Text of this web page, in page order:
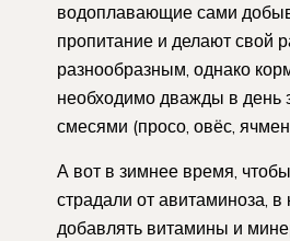
водоплавающие сами
пропитание и делают свой
разнообразным, однако
необходимо дважды в день
смесями (просо, овёс,
А вот в зимнее время,
страдали от авитаминоза,
добавлять витамины и